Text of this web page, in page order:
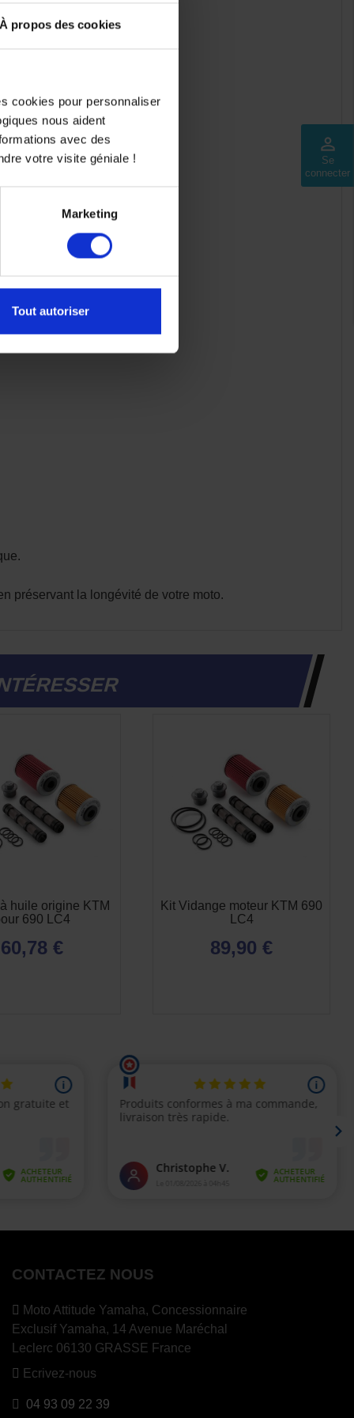
À propos des cookies
cookies pour personnaliser
nous aident
avec des
votre visite géniale !
Marketing
Tout autoriser
perm_identity
Se
connecter
:
du moteur.
préservant la longévité de votre moto.
huile origine KTM
690 LC4
60,78 €
Kit Vidange moteur KTM 690
LC4
89,90 €
CONTACTEZ NOUS
Moto Attitude Yamaha, Concessionnaire
Exclusif Yamaha, 14 Avenue Maréchal
Leclerc 06130 GRASSE France
Ecrivez-nous
04 93 09 22 39